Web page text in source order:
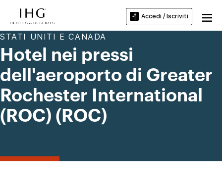
Accedi / Iscriviti
STATI UNITI E CANADA
Hotel nei pressi
dell'aeroporto di Greater
Rochester International
(ROC) (ROC)